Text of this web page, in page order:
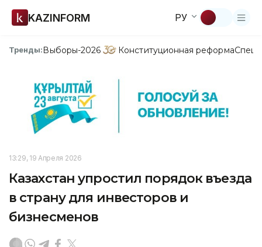
KAZINFORM РУ
Тренды:Выборы-2026 Конституционная реформа
13:29, 19 Апреля 2026
Казахстан упростил порядок въезда
в страну для инвесторов и
бизнесменов